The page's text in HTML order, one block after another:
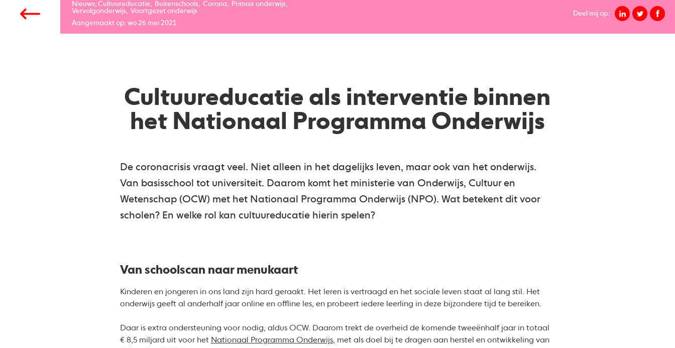
Nieuws; Cultuureducatie Buitenschools Corona
Primair onderwijs
Vervolgonderwijs
Voortgezet onderwijs
Aangemaakt op: wo 26 mei 2021
Deel mij op:
Cultuureducatie als interventie binnen
het Nationaal Programma Onderwijs
De coronacrisis vraagt veel. Niet alleen in het dagelijks leven, maar ook van het onderwijs.
Van basisschool tot universiteit. Daarom komt het ministerie van Onderwijs, Cultuur en
Wetenschap (OCW) met het Nationaal Programma Onderwijs (NPO). Wat betekent dit voor
scholen? En welke rol kan cultuureducatie hierin spelen?
Van schoolscan naar menukaart
Kinderen en jongeren in ons land zijn hard geraakt. Het leren is vertraagd en het sociale leven staat al lang stil. Het
onderwijs geeft al anderhalf jaar online en offline les, en probeert iedere leerling in deze bijzondere tijd te bereiken.
Daar is extra ondersteuning voor nodig, aldus OCW. Daarom trekt de overheid de komende tweeënhalf jaar in totaal
€ 8,5 miljard uit voor het Nationaal Programma Onderwijs, met als doel bij te dragen aan herstel en ontwikkeling van